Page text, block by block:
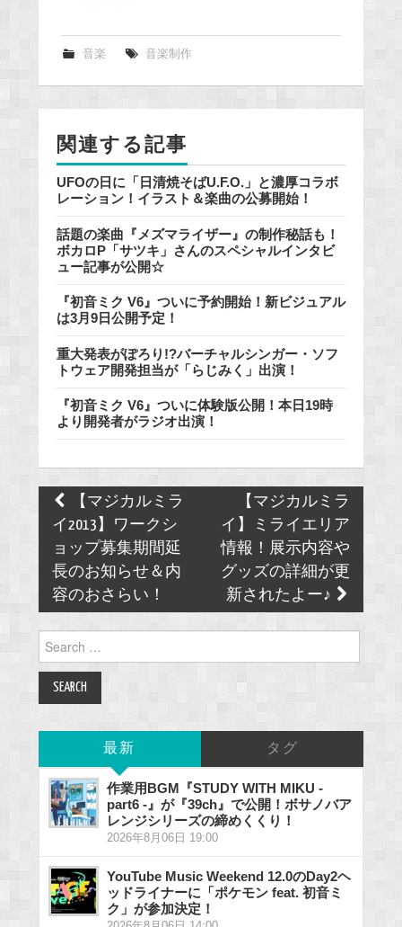
e
k
音楽 音楽制作
関連する記事
UFOの日に「日清焼そばU.F.O.」と濃厚コラボ
レーション！イラスト＆楽曲の公募開始！
話題の楽曲『メズマライザー』の制作秘話も！
ボカロP「サツキ」さんのスペシャルインタビ
ュー記事が公開☆
『初音ミク V6』ついに予約開始！新ビジュアル
は3月9日公開予定！
重大発表がぽろり!?バーチャルシンガー・ソフ
トウェア開発担当が「らじみく」出演！
『初音ミク V6』ついに体験版公開！本日19時
より開発者がラジオ出演！
Post
navigation
【マジカルミラ
イ2013】ワークシ
ョップ募集期間延
長のお知らせ＆内
容のおさらい！
【マジカルミラ
イ】ミライエリア
情報！展示内容や
グッズの詳細が更
新されたよー♪
for:
最新 タグ
作業用BGM『STUDY WITH MIKU -
part6 -』が『39ch』で公開！ボサノバア
レンジシリーズの締めくくり！
2026年8月06日 19:00
YouTube Music Weekend 12.0のDay2ヘ
ッドライナーに「ポケモン feat. 初音ミ
ク」が参加決定！